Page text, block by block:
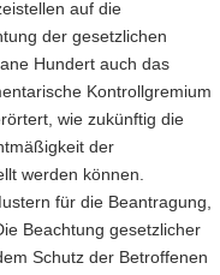
auf die
der gesetzlichen
Hundert auch das
Kontrollgremium
wie zukünftig die
der
werden können.
für die Beantragung,
Beachtung gesetzlicher
Schutz der Betroffenen